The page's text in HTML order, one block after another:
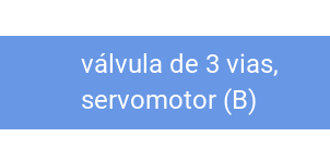
válvula de 3 vias,
servomotor (B)